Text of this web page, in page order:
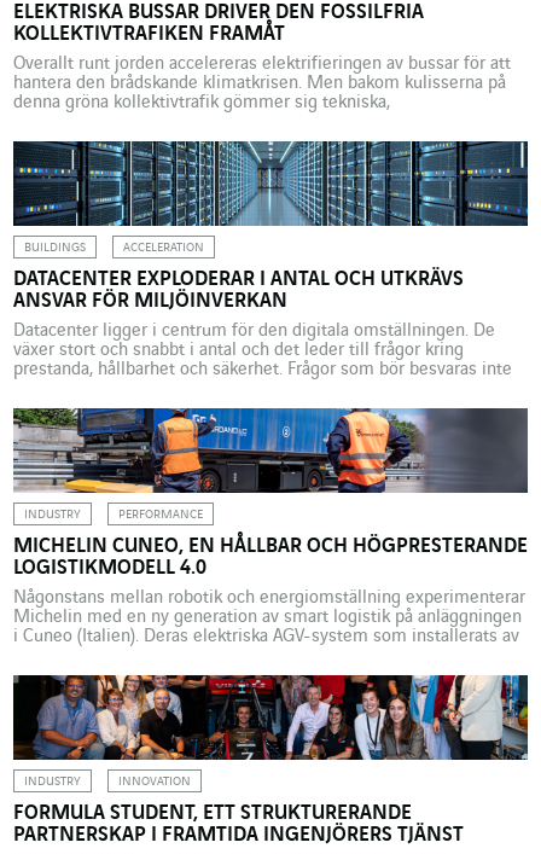
ELEKTRISKA BUSSAR DRIVER DEN FOSSILFRIA
KOLLEKTIVTRAFIKEN FRAMÅT
Överallt runt jorden accelereras elektrifieringen av bussar för att
hantera den brådskande klimatkrisen. Men bakom kulisserna på
denna gröna kollektivtrafik gömmer sig tekniska,
städer anstränger sig för att lösa tillsammans med VINCI
Energies. Här tas exempel upp från Brisbane (Australien), Roanne
(Frankrike) och Wiesbaden (Tyskland). Kollektivtrafiken, och då i […]
BUILDINGS ACCELERATION
DATACENTER EXPLODERAR I ANTAL OCH UTKRÄVS
ANSVAR FÖR MILJÖINVERKAN
Datacenter ligger i centrum för den digitala omställningen. De
växer stort och snabbt i antal och det leder till frågor kring
prestanda, hållbarhet och säkerhet. Frågor som bör besvaras inte
”byggnaderna” som inte liknar några andra. Ökande datavolymer,
molnlagring, sakernas internet och nu senast artificiell intelligens
[…]
INDUSTRY PERFORMANCE
MICHELIN CUNEO, EN HÅLLBAR OCH HÖGPRESTERANDE
LOGISTIKMODELL 4.0
Någonstans mellan robotik och energiomställning experimenterar
Michelin med en ny generation av smart logistik på anläggningen
i Cuneo (Italien). Deras elektriska AGV-system som installerats av
en inblick i framtidens uppkopplade, högpresterande och fossilfria
fabriker. I Cuneo, i Italienska Piemonte, har Michelin en av […]
INDUSTRY INNOVATION
FORMULA STUDENT, ETT STRUKTURERANDE
PARTNERSKAP I FRAMTIDA INGENJÖRERS TJÄNST